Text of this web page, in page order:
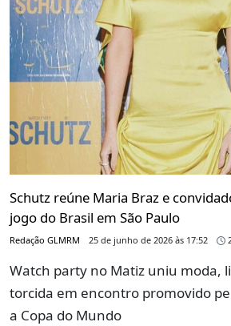
Schutz reúne Maria Braz e
jogo do Brasil em São Paulo
Redação GLMRM 25 de junho de 2026 às 17:52
Watch party no Matiz uniu moda,
torcida em encontro promovido
a Copa do Mundo